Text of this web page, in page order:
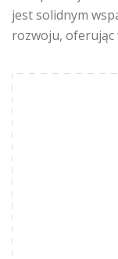
jest solidnym
rozwoju, oferując